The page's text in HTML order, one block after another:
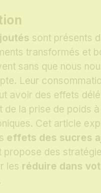
sont présents
transformés et
sans que nous
Leur
avoir des effets
de la prise de poids
Cet article
effets des sucres
propose des
les réduire dans